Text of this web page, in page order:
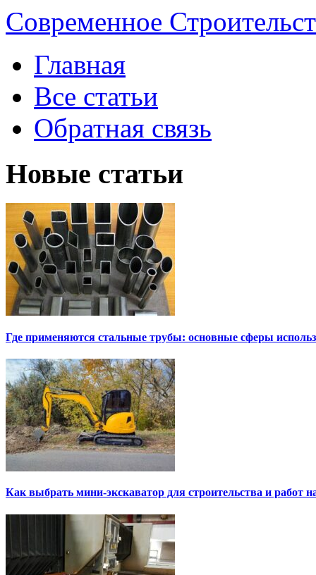
Современное
Главная
Все статьи
Обратная связь
Новые статьи
Где применяются стальные трубы: основные сферы
Как выбрать мини-экскаватор для строительства и работ